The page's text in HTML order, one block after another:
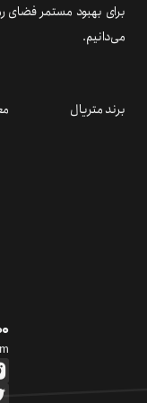
برای بهبود مستمر فضای
می‌دانیم.
برند متریال